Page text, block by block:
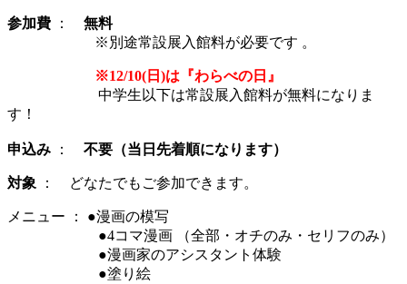
参加費 ： 無料
※別途常設展入館料が必要です 。
※12/10( 日)は 『わらべの日』
中学生以下は常設展入館料が無料になりま
す！
申込み ： 不要（当日先着順になります）
対象 ： どなたでもご参加できます。
メニュー ： ●漫画の模写
●4コマ漫画 （全部・オチのみ・セリフのみ）
●漫画家のアシスタント体験
●塗り絵